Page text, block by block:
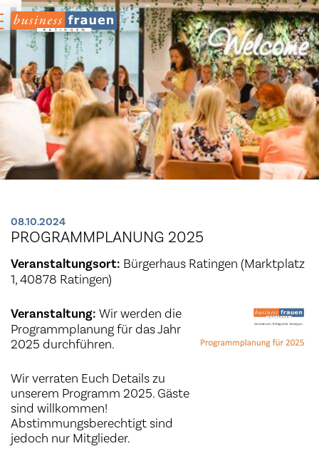
08.10.2024
PROGRAMMPLANUNG 2025
Veranstaltungsort: Bürgerhaus Ratingen (Marktplatz
1, 40878 Ratingen)
Veranstaltung: Wir werden die
Programmplanung für das Jahr
2025 durchführen.
Wir verraten Euch Details zu
unserem Programm 2025. Gäste
sind willkommen!
Abstimmungsberechtigt sind
jedoch nur Mitglieder.